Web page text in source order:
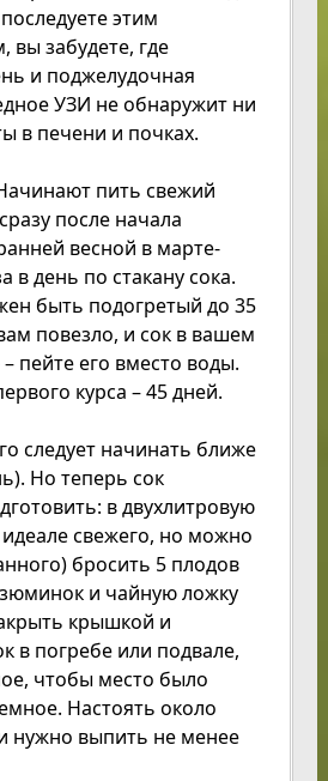
этим
вы забудете, где
и поджелудочная
УЗИ не обнаружит ни
в печени и почках.
пить свежий
после начала
весной в марте-
в день по стакану сока.
быть подогретый до 35
повезло, и сок в вашем
пейте его вместо воды.
курса – 45 дней.
следует начинать ближе
Но теперь сок
в двухлитровую
идеале свежего, но можно
бросить 5 плодов
и чайную ложку
крышкой и
в погребе или подвале,
чтобы место было
Настоять около
нужно выпить не менее